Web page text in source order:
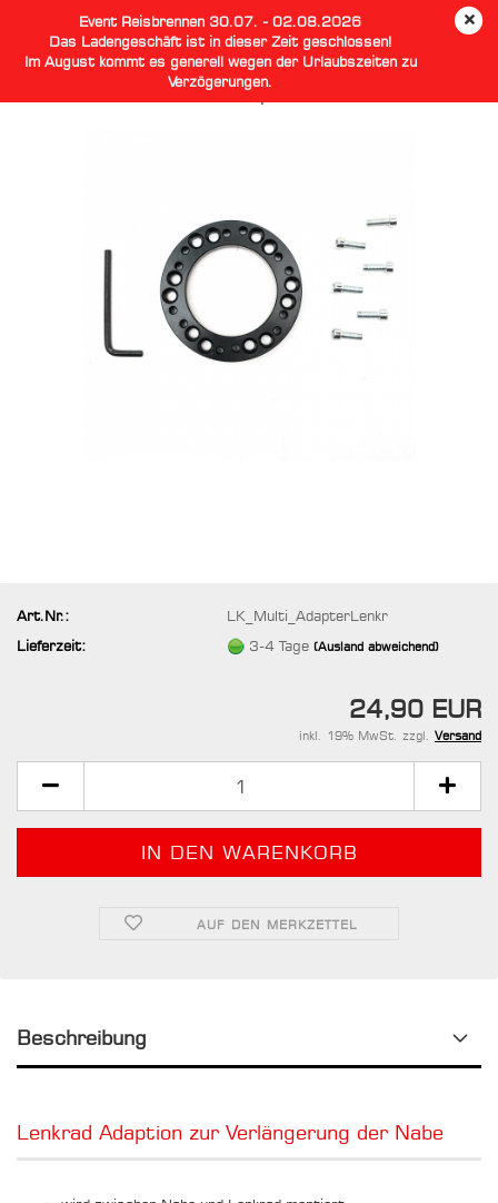
Event Reisbrennen 30.07. - 02.08.2026
Das Ladengeschäft ist in dieser Zeit geschlossen!
Im August kommt es generell wegen der Urlaubszeiten zu
Verzögerungen.
Lenkrad Multi Lochkreis Adapter 6x70/74mm
Art.Nr.:
LK_Multi_AdapterLenkr
Lieferzeit:
3-4 Tage(Ausland abweichend)
24,90 EUR
inkl. 19% MwSt. zzgl. Versand
AUF DEN MERKZETTEL
Beschreibung
Lenkrad Adaption zur Verlängerung der Nabe